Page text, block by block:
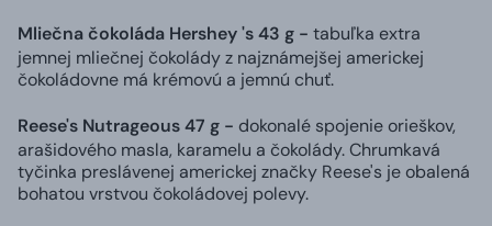
Mliečna čokoláda Hershey 's 43 g - tabuľka extra
jemnej mliečnej čokolády z najznámejšej americkej
čokoládovne má krémovú a jemnú chuť.
Reese's Nutrageous 47 g - dokonalé spojenie orieškov,
arašidového masla, karamelu a čokolády. Chrumkavá
tyčinka preslávenej americkej značky Reese's je obalená
bohatou vrstvou čokoládovej polevy.